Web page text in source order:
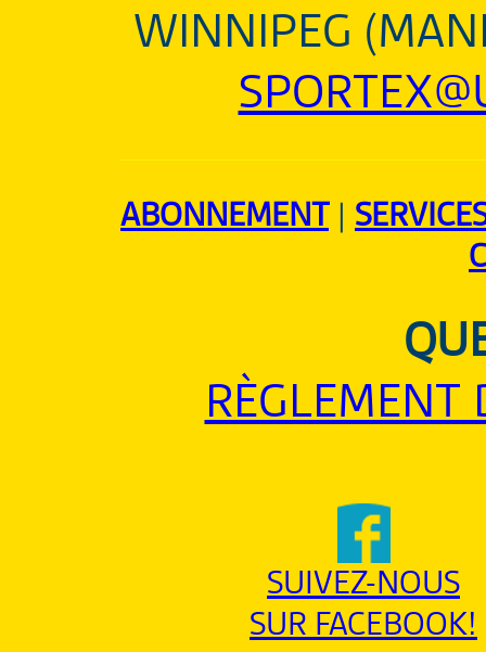
WINNIPEG
ABONNEMENT|
RÈGLEMENT
SUIVEZ-NOUS
SUR FACEBOOK!